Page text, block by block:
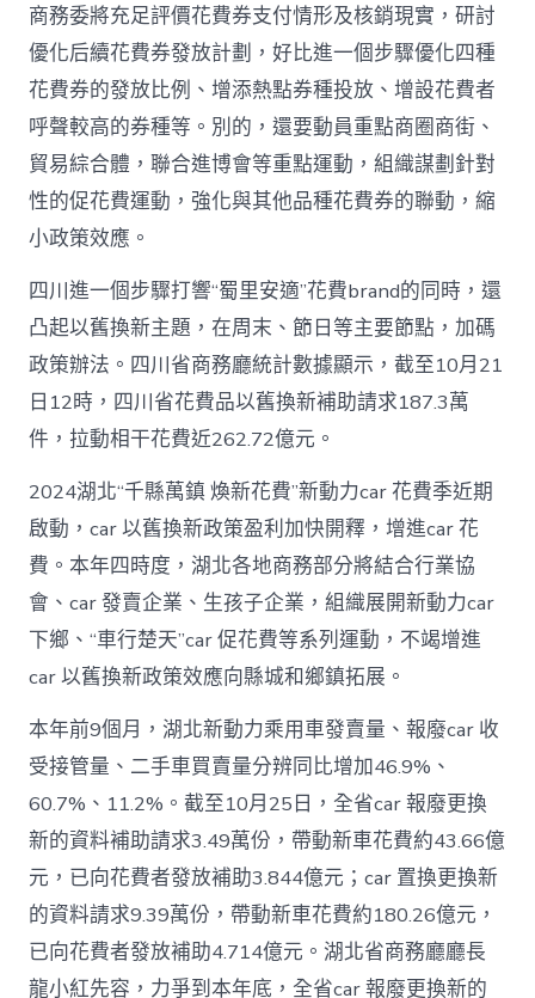
商務委將充足評價花費券支付情形及核銷現實，研討
優化后續花費券發放計劃，好比進一個步驟優化四種
花費券的發放比例、增添熱點券種投放、增設花費者
呼聲較高的券種等。別的，還要動員重點商圈商街、
貿易綜合體，聯合進博會等重點運動，組織謀劃針對
性的促花費運動，強化與其他品種花費券的聯動，縮
小政策效應。
四川進一個步驟打響“蜀里安適”花費brand的同時，還
凸起以舊換新主題，在周末、節日等主要節點，加碼
政策辦法。四川省商務廳統計數據顯示，截至10月21
日12時，四川省花費品以舊換新補助請求187.3萬
件，拉動相干花費近262.72億元。
2024湖北“千縣萬鎮 煥新花費”新動力car 花費季近期
啟動，car 以舊換新政策盈利加快開釋，增進car 花
費。本年四時度，湖北各地商務部分將結合行業協
會、car 發賣企業、生孩子企業，組織展開新動力car
下鄉、“車行楚天”car 促花費等系列運動，不竭增進
car 以舊換新政策效應向縣城和鄉鎮拓展。
本年前9個月，湖北新動力乘用車發賣量、報廢car 收
受接管量、二手車買賣量分辨同比增加46.9%、
60.7%、11.2%。截至10月25日，全省car 報廢更換
新的資料補助請求3.49萬份，帶動新車花費約43.66億
元，已向花費者發放補助3.844億元；car 置換更換新
的資料請求9.39萬份，帶動新車花費約180.26億元，
已向花費者發放補助4.714億元。湖北省商務廳廳長
龍小紅先容，力爭到本年底，全省car 報廢更換新的